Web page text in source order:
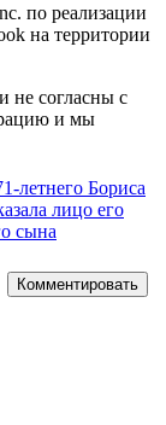
по реализации
на территории
не согласны с
и мы
летнего Бориса
лицо его
сына
Комментировать